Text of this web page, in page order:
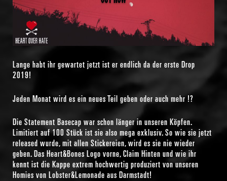
Lange habt ihr gewartet jetzt ist er endlich da der erste Drop
2019!
Jeden Monat wird es ein neues Teil geben oder auch mehr !?
Die Statement Basecap war schon länger in unseren Köpfen.
Limitiert auf 100 Stück ist sie also mega exklusiv. So wie sie jetzt
released wurde, mit allen Stickereien, wird es sie nie wieder
geben. Das Heart&Bones Logo vorne, Claim Hinten und wie ihr
kennt ist die Kappe extrem hochwertig produziert von unseren
Homies von Lobster&Lemonade aus Darmstadt!